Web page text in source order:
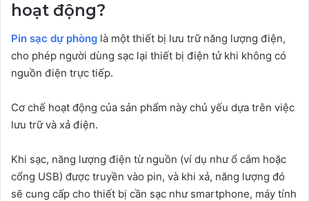
hoạt động?
Pin sạc dự phòng là một thiết bị lưu trữ năng lượng điện,
cho phép người dùng sạc lại thiết bị điện tử khi không có
nguồn điện trực tiếp.
Cơ chế hoạt động của sản phẩm này chủ yếu dựa trên việc
lưu trữ và xả điện.
Khi sạc, năng lượng điện từ nguồn (ví dụ như ổ cắm hoặc
cổng USB) được truyền vào pin, và khi xả, năng lượng đó
sẽ cung cấp cho thiết bị cần sạc như smartphone, máy tính